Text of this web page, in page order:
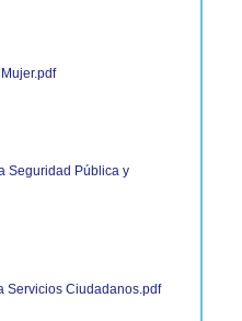
Seguridad Pública y
Servicios Ciudadanos.pdf